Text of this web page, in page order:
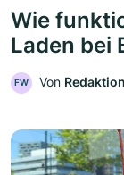
Wie
Laden bei
FW Von